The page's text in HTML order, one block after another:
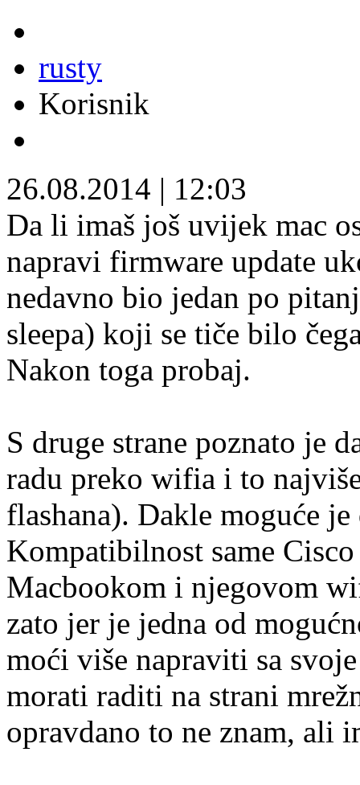
rusty
Korisnik
26.08.2014 | 12:03
Da li imaš još uvijek mac
napravi firmware update
nedavno bio jedan po
sleepa) koji se tiče bilo
Nakon toga probaj.
S druge strane poznato je
radu preko wifia i to
flashana). Dakle moguće
Kompatibilnost same
Macbookom i njegovom
zato jer je jedna od
moći više napraviti sa
morati raditi na strani
opravdano to ne znam, ali